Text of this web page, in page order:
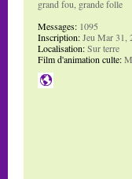
grand fou, grande folle
Messages: 1095
Inscription:Jeu Mar 31,
Localisation:Sur terre
Film d'animation culte: